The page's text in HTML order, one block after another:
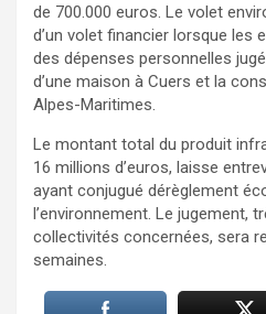
de 700.000 euros. Le volet
d’un volet financier lorsque les
des dépenses personnelles
d’une maison à Cuers et la
Alpes-Maritimes.
Le montant total du produit
16 millions d’euros, laisse
ayant conjugué dérèglement
l’environnement. Le jugement,
collectivités concernées, sera
semaines.